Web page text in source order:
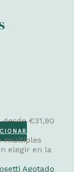
desde €31,90
múltiples
elegir en la
Agotado